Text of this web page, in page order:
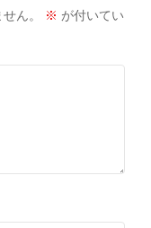
ん。 ※ が付いてい